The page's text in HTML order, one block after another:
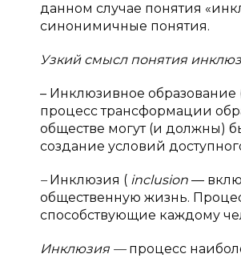
данном случае понятия
синонимичные понятия.
Узкий смысл понятия
– Инклюзивное
процесс трансформации
обществе могут (и должны)
создание условий
– Инклюзия ( inclusion —
общественную жизнь.
способствующие каждому
Инклюзия — процесс